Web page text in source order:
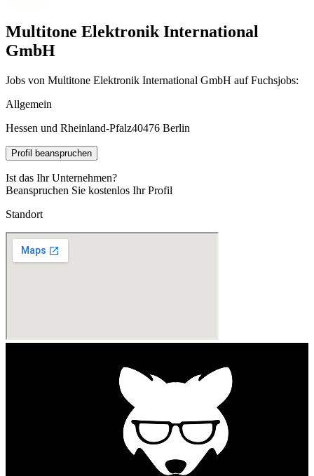
Multitone Elektronik International
GmbH
Jobs von Multitone Elektronik International GmbH auf Fuchsjobs:
Allgemein
Hessen und Rheinland-Pfalz40476 Berlin
Profil beanspruchen
Ist das Ihr Unternehmen?
Beanspruchen Sie kostenlos Ihr Profil
Standort